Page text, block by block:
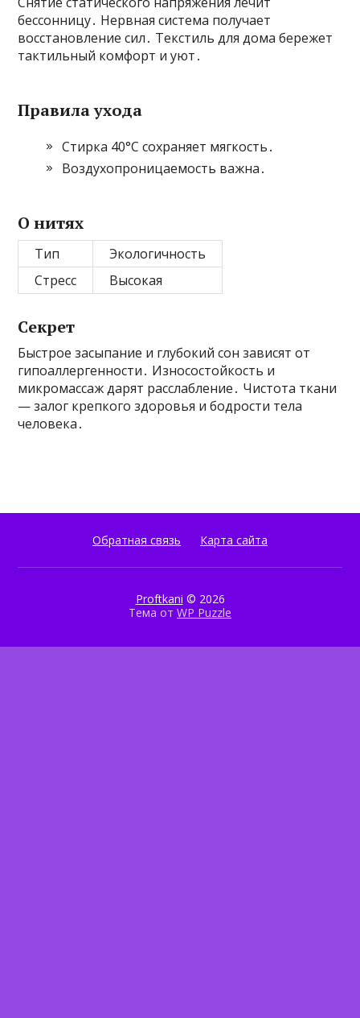
бессонницу․ Нервная система получает
восстановление сил․ Текстиль для дома бережет
тактильный комфорт и уют․
Правила ухода
Стирка 40°С сохраняет мягкость․
Воздухопроницаемость важна․
О нитях
Тип
Экологичность
Стресс
Высокая
Секрет
Быстрое засыпание и глубокий сон зависят от
гипоаллергенности․ Износостойкость и
микромассаж дарят расслабление․ Чистота ткани
— залог крепкого здоровья и бодрости тела
человека․
Обратная связь Карта сайта
Proftkani © 2026
Тема от WP Puzzle